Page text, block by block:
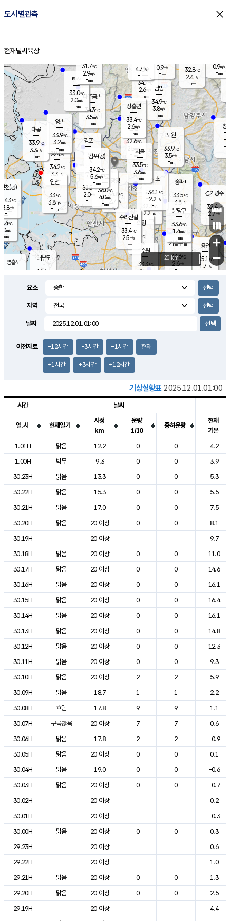
도시별관측 close
홈
현재날씨 육상
의도
℃
m/s
mm
영흥도
양주
34.7℃
2.6
-mm
과천
32.3℃
2.2m/s
- mm
용인
35.1℃
1.7m/s
경기광주
32.4℃
2.7m/s
-mm
2.6m/s
대부도
34.4
경서동
34.2℃
3.3 m/s
-mm
파주금촌
34.3℃
3.5m/s
-mm
32.8℃
2.4m/s
-mm
대곶
33.9℃
3.3m/s
-mm
창
-
-m/
-
탄현
33.0℃
2.0m/s
-mm
0.9m/s
-mm
의왕
- ℃
m/s
mm
김포
- ℃
-m/s
mm
광명
34.8 ℃
2.7 m/s
-mm
부천
33.5℃
2.0m/s
-mm
양촌
33.9℃
3.2m/s
-mm
구로
36.0℃
4.0m/s
-mm
은평
32.6℃
2.5 m/s
- mm
노원
33.9℃
3.5m/s
-mm
송파*
33.5℃
3.8m/s
-mm
서초
34.1℃
2.2m/s
-mm
남방
34.9℃
3.8m/s
-mm
기흥구갈
33.6℃
2.6m/s
-
수리산길
33.4℃
2.5m/s
-mm
분당구
33.6℃
1.4m/s
-mm
장흥면
33.4℃
2.6m/s
-mm
4.7m/s
-mm
인천(공)
34.3℃
3.8m/s
-mm
김포(공)
34.2℃
5.6m/s
-mm
수원
33.3℃
2.5 m/s
인천
33℃
3.8m/s
-mm
서울
33.5℃
3.6m/s
-mm
31.7℃
2.9m/s
-mm
0.9m/s
-mm
+
−
20 km
요소
지역
날짜
이전자료 -12시간 -3시간 -1시간 현재
+1시간 +3시간 +12시간
기상실황표 2025.12.01.01:00
도시별 기상실황표로 지점, 날씨, 기온, 강수, 바람, 기압등을 안내한 표입
시간 날씨
일.시 현재일기
시정
km
운량
1/10
중하운량
현재
기온
1.01H
맑음 12.2 0 0
4.2
1.00H
박무 9.3 0 0
3.9
30.23H
맑음 13.3 0 0
5.3
30.22H
맑음 15.3 0 0
5.5
30.21H
맑음 17.0 0 0
7.5
30.20H
맑음 20 이상 0 0
8.1
30.19H
20 이상
9.7
30.18H
맑음 20 이상 0 0
11.0
30.17H
맑음 20 이상 0 0
14.6
30.16H
맑음 20 이상 0 0
16.1
30.15H
맑음 20 이상 0 0
16.4
30.14H
맑음 20 이상 0 0
16.1
30.13H
맑음 20 이상 0 0
14.8
30.12H
맑음 20 이상 0 0
12.3
30.11H
맑음 20 이상 0 0
9.3
30.10H
맑음 20 이상 2 2
5.9
30.09H
맑음 18.7 1 1
2.2
30.08H
흐림 17.8 9 9
1.1
30.07H
구름많음 20 이상 7 7
0.6
30.06H
맑음 17.8 2 2
-0.9
30.05H
맑음 20 이상 0 0
0.1
30.04H
맑음 19.0 0 0
-0.6
30.03H
맑음 20 이상 0 0
-0.7
30.02H
20 이상
0.2
30.01H
20 이상
-0.3
30.00H
맑음 20 이상 0 0
0.3
29.23H
20 이상
0.6
29.22H
20 이상
1.0
29.21H
맑음 20 이상 0 0
1.3
29.20H
맑음 20 이상 0 0
2.5
29.19H
20 이상
4.4